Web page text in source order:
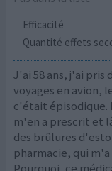
Efficacité
Quantité effets
J'ai 58 ans, j'ai pris
voyages en avion,
c'était épisodique.
m'en a prescrit et
des brûlures
pharmacie, qui